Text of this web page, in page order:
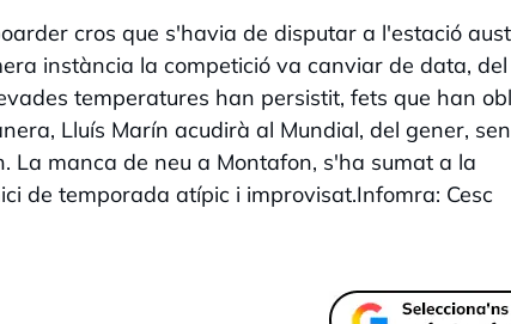
cros que s'havia de disputar a l'estació
instància la competició va canviar de data,
temperatures han persistit, fets que han
Lluís Marín acudirà al Mundial, del gener,
La manca de neu a Montafon, s'ha sumat a la
de temporada atípic i improvisat.Infomra: Cesc